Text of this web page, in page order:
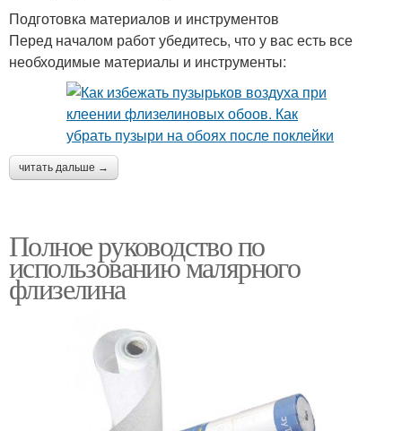
Подготовка материалов и инструментов
Перед началом работ убедитесь, что у вас есть все
необходимые материалы и инструменты:
читать дальше →
Полное руководство по
использованию малярного
флизелина